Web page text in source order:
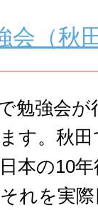
（秋
勉強会
す。秋
本の10
れを実